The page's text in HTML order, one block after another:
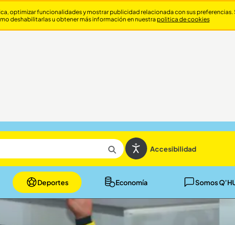
Accesibilidad
Deportes Economía Somos
optimizar funcionalidades y mostrar publicidad relacionada con sus preferencias.
deshabilitarlas u obtener más información en nuestra politica de cookies